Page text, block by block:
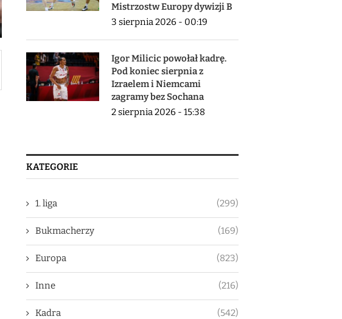
Mistrzostw Europy dywizji B
3 sierpnia 2026 - 00:19
Igor Milicic powołał kadrę.
Pod koniec sierpnia z
Izraelem i Niemcami
zagramy bez Sochana
2 sierpnia 2026 - 15:38
KATEGORIE
1. liga (299)
Bukmacherzy (169)
Europa (823)
Inne (216)
Kadra (542)